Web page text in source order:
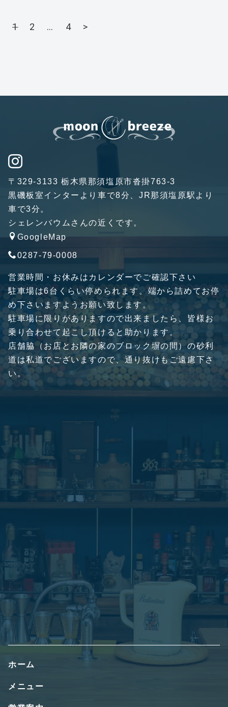
1 2 … 4 >
〒329-3133 栃木県那須塩原市沓掛763-3
黒磯板室インターより車で8分、JR那須塩原駅より
車で3分。
シェレンバウムさんの近くです。
GoogleMap
0287-79-0008
営業時間・お休みはカレンダーでご確認下さい
駐車場は6台くらい停められます。端から詰めてお停
め下さいますようお願い致します。
駐車場に限りがありますので出来ましたら、皆様お
乗り合わせて起こし頂けると助かります。
店舗脇（お店とお隣の家のブロック塀の間）の砂利
道は私道でございますので、通り抜けもご遠慮下さ
い。
ホーム
メニュー